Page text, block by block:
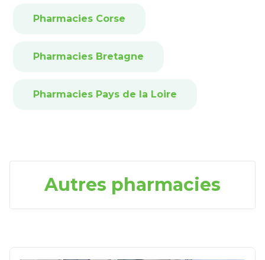
Pharmacies Corse
Pharmacies Bretagne
Pharmacies Pays de la Loire
Autres pharmacies